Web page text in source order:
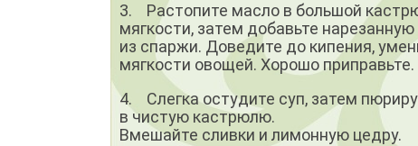
3. Растопите масло в большой
мягкости, затем добавьте
из спаржи. Доведите до кипения,
мягкости овощей. Хорошо приправьте.
4. Слегка остудите суп, затем
в чистую кастрюлю.
Вмешайте сливки и лимонную цедру.